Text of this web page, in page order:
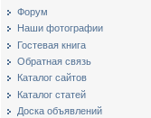
Форум
Наши фотографии
Гостевая книга
Обратная связь
Каталог сайтов
Каталог статей
Доска объявлений